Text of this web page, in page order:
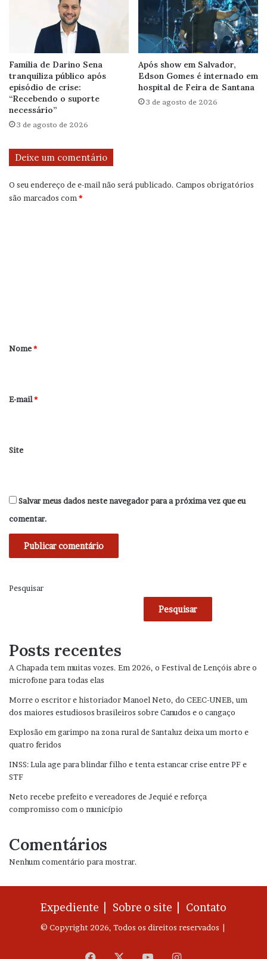
Família de Darino Sena
tranquiliza público após
episódio de crise:
“Recebendo o suporte
necessário”
3 de agosto de 2026
Após show em Salvador,
Edson Gomes é internado em
hospital de Feira de Santana
3 de agosto de 2026
Deixe um comentário
O seu endereço de e-mail não será publicado. Campos obrigatórios
são marcados com*
r
*
Nome*
E-mail*
Site
Salvar meus dados neste navegador para a próxima vez que eu
comentar.
Pesquisar
Pesquisar
Posts recentes
A Chapada tem muitas vozes. Em 2026, o Festival de Lençóis abre o
microfone para todas elas
Morre o escritor e historiador Manoel Neto, do CEEC-UNEB, um
dos maiores estudiosos brasileiros sobre Canudos e o cangaço
Explosão em garimpo na zona rural de Santaluz deixa um morto e
quatro feridos
INSS: Lula age para blindar filho e tenta estancar crise entre PF e
STF
Neto recebe prefeito e vereadores de Jequié e reforça
compromisso com o município
Comentários
Nenhum comentário para mostrar.
Expediente | Sobre o site | Contato
© Copyright 2026, Todos os direitos reservados |